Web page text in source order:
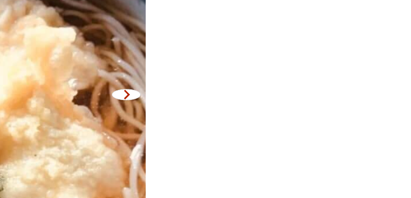
สมุทรปราการ
ปทุมธานี
สมุทรสาคร
พัทยา
ธนิยะ
พระราม 3
พระราม4
อื่นๆ